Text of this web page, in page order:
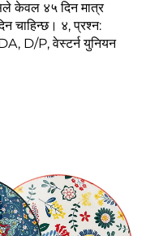
केवल ४५ दिन मात्र
चाहिन्छ। ४, प्रश्न:
D/P, वेस्टर्न युनियन